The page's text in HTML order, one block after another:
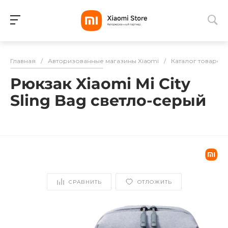
Разбейте
оплатуна части
Главная / Авторизованные магазины Xiaomi / Каталог товаров
Рюкзак Xiaomi Mi City
Sling Bag светло-серый
СРАВНИТЬ ОТЛОЖИТЬ